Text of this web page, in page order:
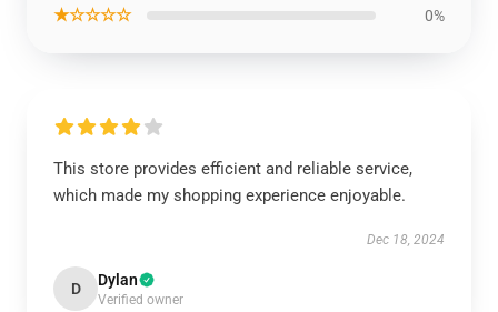
★☆☆☆☆ 0%
This store provides efficient and reliable service,
which made my shopping experience enjoyable.
Dec 18, 2024
D Dylan
Verified owner